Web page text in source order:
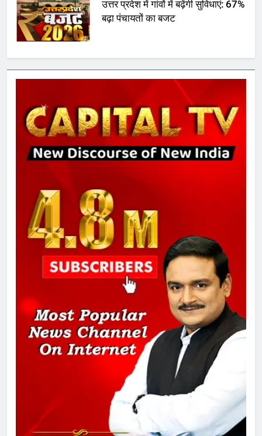
उत्तर प्रदेश में गांवों में बढ़ेंगी सुविधाएं: 67%
बढ़ा पंचायतों का बजट
6
गाजा युद्धविराम को लेकर बड़ी खबरें
7
चुनाव से पहले लालू परिवार पर बड़ा झटका,
तय किए
8
सुप्रीम कोर्ट ने राहुल गांधी के ‘वोट चोरी’
के आरोप खारिज किए, शेखपुरा में पीएम की
मां को गाली पर कोर्ट का समन जारी
अमर शहीद ठाकुर रोशन सिंह के नाम पर
स्वरूप रानी नेहरू चिकित्सालय का
नामकरण करने की मांग को लेकर
अनिश्चितकालीन धरना शुरू
289 एकड़ भूमि पर विकसित होगा कार्बन-
फ्री डेटा सेंटर, हजारों उच्च-कुशल
रोजगार सृजन की संभावना